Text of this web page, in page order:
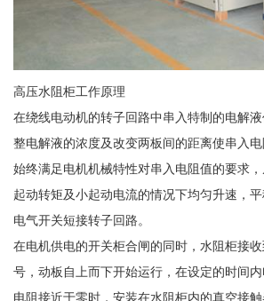
高压水阻柜工作原理
在绕线电动机的转子回路中串入特制的电解
整电解液的浓度及改变两板间的距离使串入
始终满足电机机械特性对串入电阻值的要求
起动转矩及小起动电流的情况下均匀升速，平
电气开关短接转子回路。
在电机供电的开关柜合闸的同时，水阻柜接
号，动板自上而下开始运行，在设定的时间
电阻接近于零时，安装在水阻柜内的真空接